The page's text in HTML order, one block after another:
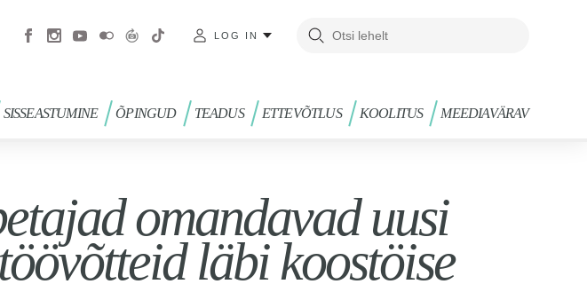
LOG IN
SISSEASTUMINE ÕPINGUD TEADUS ETTEVÕTLUS KOOLITUS MEEDIAVÄRAV
omandavad uusi
läbi koostöise